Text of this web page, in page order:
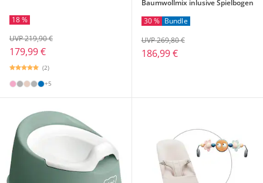
18 %
179,99 €
UVP 219,90 €
(2)
+5
Baumwollmix inlusive Spielbogen
30 % Bundle
186,99 €
UVP 269,80 €